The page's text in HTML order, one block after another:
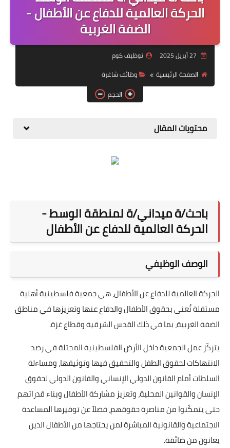
منوعات
نماذج سيرة ذاتية
الحركة العالمية للدفاع عن الأطفال -
الضفة الغربية
توظيف كوم
الصفحة الرئيسية
وظائف شاغرة
الحجم
محتويات المقال
باحث/ة ميداني/ة لمنطقة الوسط -
الحركة العالمية للدفاع عن الأطفال
الوصف الوظيفي
الحركة العالمية للدفاع عن الأطفال، هي جمعية فلسطينية أهلية
مستقلة تُعنى بحقوق الأطفال والدفاع عنها وتعزيزها في مناطق
الضفة الغربية، بما في ذلك القدس الشرقية وقطاع غزة.
يتركّز عمل الجمعية داخل الأرض الفلسطينية المحتلة في رصد
الانتهاكات لحقوق الطفل والتحقيق فيها وتوثيقها، ومساءلة
السلطات أمام القانون الدولي الإنساني والقانون الدولي لحقوق
الإنسان والقوانين المحلية، وتعزيز مشاركة الأطفال وبناء قدراتهم
حتى يتمكّنوا من مناصرة حقوقهم، فضلاً عن توفيرها المساعدة
الاجتماعية والقانونية المباشرة لمن يحتاجها من الأطفال الذين
يعانون من ضائقة.